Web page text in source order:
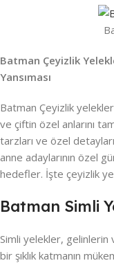
Batman Çeyizlik
Yansıması
Batman Çeyizlik
ve çiftin özel anlarını
tarzları ve özel
anne adaylarının özel
hedefler. İşte çeyizlik
Batman Simli
Simli yelekler, gelinlerin
bir şıklık katmanın